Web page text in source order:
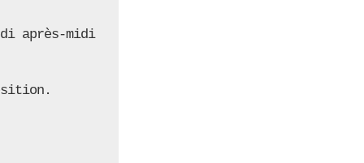
après-midi